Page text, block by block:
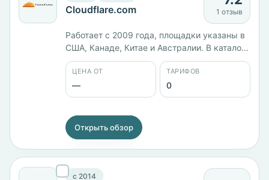
Cloudflare.com 1 отзыв
Работает с 2009 года, площадки указаны в
США, Канаде, Китае и Австралии. В каталоге
за компанией числится виртуальный
хостинг, на стороне сервера PHP. Цены,
состав тарифов, панель управления и
тестовый период не заполнены — эти
ЦЕНА ОТ
—
ТАРИФОВ
0
Открыть обзор
c 2014